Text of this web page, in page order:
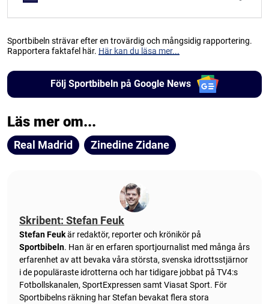
Sportbibeln strävar efter en trovärdig och mångsidig rapportering.
Rapportera faktafel här. Här kan du läsa mer...
Följ Sportbibeln på Google News
Läs mer om...
Real Madrid Zinedine Zidane
Skribent: Stefan Feuk
Stefan Feukär redaktör, reporter och krönikör på
Sportbibeln. Han är en erfaren sportjournalist med många års
erfarenhet av att bevaka våra största, svenska idrottsstjärnor
i de populäraste idrotterna och har tidigare jobbat på TV4:s
Fotbollskanalen, SportExpressen samt Viasat Sport. För
Sportbibelns räkning har Stefan bevakat flera stora